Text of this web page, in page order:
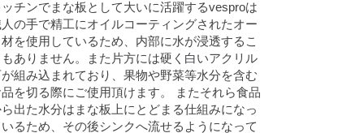
チンでまな板として大いに活躍するvesproは
の手で精工にオイルコーティングされたオー
を使用しているため、内部に水が浸透するこ
ありません。また片方には硬く白いアクリル
組み込まれており、果物や野菜等水分を含む
を切る際にご使用頂けます。 またそれら食品
出た水分はまな板上にとどまる仕組みになっ
るため、その後シンクへ流せるようになって